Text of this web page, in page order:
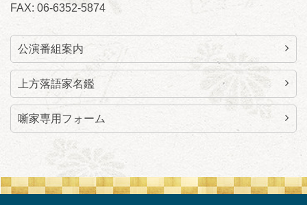
FAX: 06-6352-5874
公演番組案内
上方落語家名鑑
噺家専用フォーム